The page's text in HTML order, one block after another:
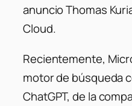
anuncio Thomas
Cloud.
Recientemente,
motor de búsqueda
ChatGPT, de la